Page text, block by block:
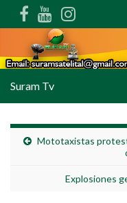
Suram Tv
Mototaxistas
Explosiones